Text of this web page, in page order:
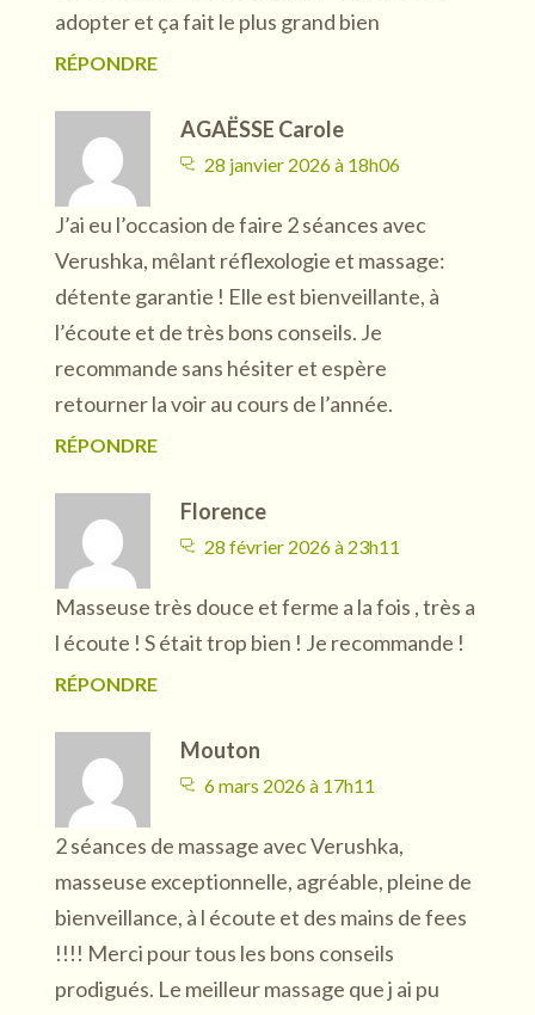
adopter et ça fait le plus grand bien
RÉPONDRE
AGAËSSE Carole
28 janvier 2026 à 18h06
J’ai eu l’occasion de faire 2 séances avec
Verushka, mêlant réflexologie et massage:
détente garantie ! Elle est bienveillante, à
l’écoute et de très bons conseils. Je
recommande sans hésiter et espère
retourner la voir au cours de l’année.
RÉPONDRE
Florence
28 février 2026 à 23h11
Masseuse très douce et ferme a la fois , très a
l écoute ! S était trop bien ! Je recommande !
RÉPONDRE
Mouton
6 mars 2026 à 17h11
2 séances de massage avec Verushka,
masseuse exceptionnelle, agréable, pleine de
bienveillance, à l écoute et des mains de fees
!!!! Merci pour tous les bons conseils
prodigués. Le meilleur massage que j ai pu